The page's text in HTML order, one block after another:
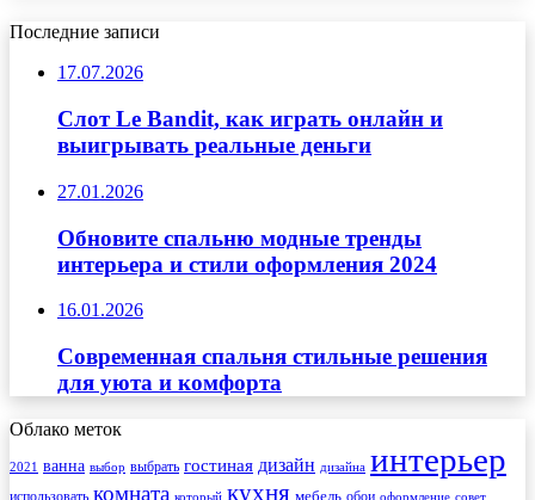
Последние записи
17.07.2026
Слот Le Bandit, как играть онлайн и
выигрывать реальные деньги
27.01.2026
Обновите спальню модные тренды
интерьера и стили оформления 2024
16.01.2026
Современная спальня стильные решения
для уюта и комфорта
Облако меток
2021 ванна выбор выбрать гостиная дизайн дизайна интерьер
использовать комната который кухня мебель обои оформление совет